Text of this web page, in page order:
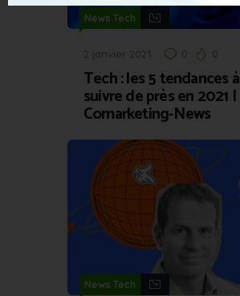
News Tech
2 janvier 2021 0 0
Tech : les 5 tendances à
suivre de près en 2021 |
Comarketing-News
News Tech